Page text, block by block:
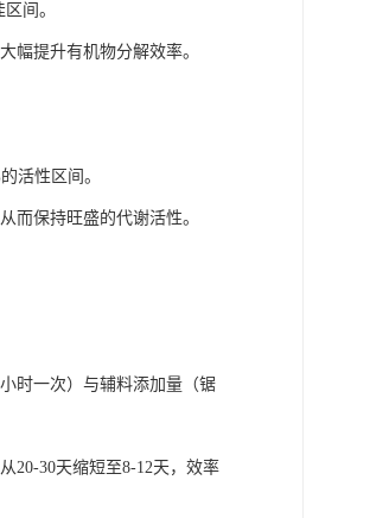
间。
幅提升有机物分解效率。
活性区间。
而保持旺盛的代谢活性。
时一次）与辅料添加量（锯
20-30天缩短至8-12天，效率